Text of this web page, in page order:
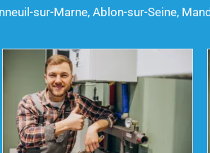
sur-Marne, Ablon-sur-Seine,